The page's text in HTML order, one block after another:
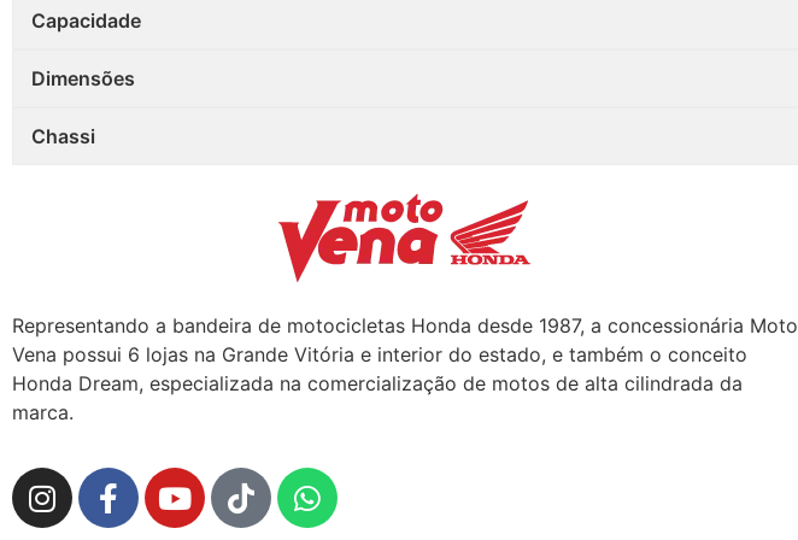
Capacidade
Dimensões
Chassi
Representando a bandeira de motocicletas Honda desde 1987, a concessionária Moto
Vena possui 6 lojas na Grande Vitória e interior do estado, e também o conceito
Honda Dream, especializada na comercialização de motos de alta cilindrada da
marca.